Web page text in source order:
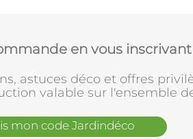
en vous
astuces déco et offres
valable sur l'ensemble
mon code Jardindéco